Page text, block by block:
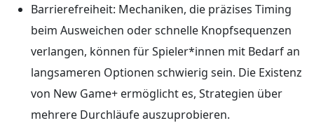
Barrierefreiheit: Mechaniken, die präzises Timing
beim Ausweichen oder schnelle Knopfsequenzen
verlangen, können für Spieler*innen mit Bedarf an
langsameren Optionen schwierig sein. Die Existenz
von New Game+ ermöglicht es, Strategien über
mehrere Durchläufe auszuprobieren.